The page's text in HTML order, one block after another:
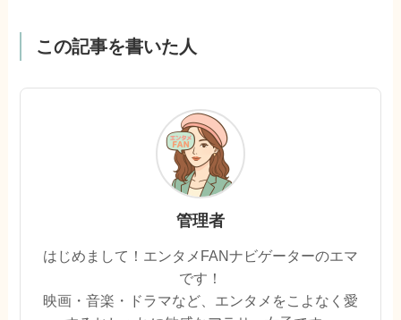
この記事を書いた人
管理者
はじめまして！エンタメFANナビゲーターのエマ
です！
映画・音楽・ドラマなど、エンタメをこよなく愛